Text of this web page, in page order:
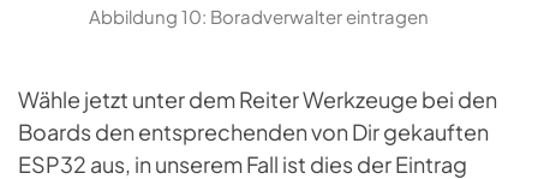
Abbildung 10: Boradverwalter eintragen
Wähle jetzt unter dem Reiter Werkzeuge bei den
Boards den entsprechenden von Dir gekauften
ESP32 aus, in unserem Fall ist dies der Eintrag